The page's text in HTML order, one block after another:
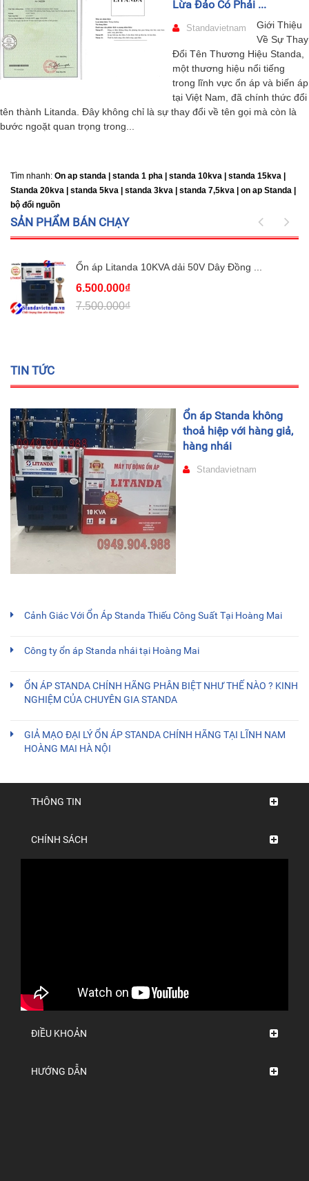
Lừa Đảo Có Phải ...
Standavietnam
Giới Thiệu
Về Sự Thay
Đổi Tên Thương Hiệu Standa,
một thương hiệu nổi tiếng
trong lĩnh vực ổn áp và biến áp
tại Việt Nam, đã chính thức đổi
tên thành Litanda. Đây không chỉ là sự thay đổi về tên gọi mà còn là
bước ngoặt quan trọng trong...
Tìm nhanh: On ap standa | standa 1 pha | standa 10kva | standa 15kva |
Standa 20kva |
standa 5kva | standa 3kva | standa 7,5kva | on ap Standa |
bộ đổi nguồn
SẢN PHẨM BÁN CHẠY
Ổn áp Litanda 10KVA dải 50V Dây Đồng ...
6.500.000₫
7.500.000₫
TIN TỨC
Ổn áp Standa không
thoả hiệp với hàng giả,
hàng nhái
Standavietnam
Cảnh Giác Với Ổn Áp Standa Thiếu Công Suất Tại Hoàng Mai
Công ty ổn áp Standa nhái tại Hoàng Mai
ỔN ÁP STANDA CHÍNH HÃNG PHÂN BIỆT NHƯ THẾ NÀO ? KINH
NGHIỆM CỦA CHUYÊN GIA STANDA
GIẢ MẠO ĐẠI LÝ ỔN ÁP STANDA CHÍNH HÃNG TẠI LĨNH NAM
HOÀNG MAI HÀ NỘI
THÔNG TIN
CHÍNH SÁCH
ĐIỀU KHOẢN
HƯỚNG DẪN